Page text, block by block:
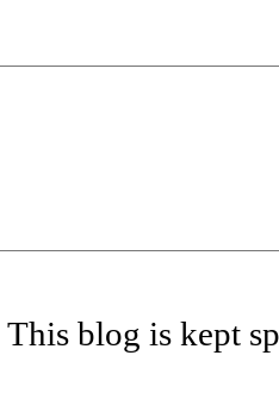
This blog is kept